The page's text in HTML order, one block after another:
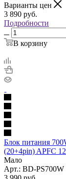
Варианты цен
3 890 руб.
Подробности
В корзину
Блок питания
(20+4pin) APFC
Мало
Арт.: BD-PS700W